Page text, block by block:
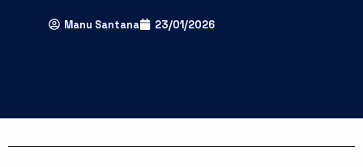
Manu Santana 23/01/2026